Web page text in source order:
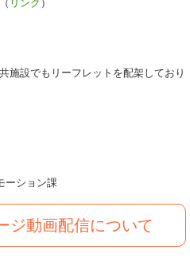
リンク ）
施設でもリーフレットを配架しており
ーション課
ジ動画配信について